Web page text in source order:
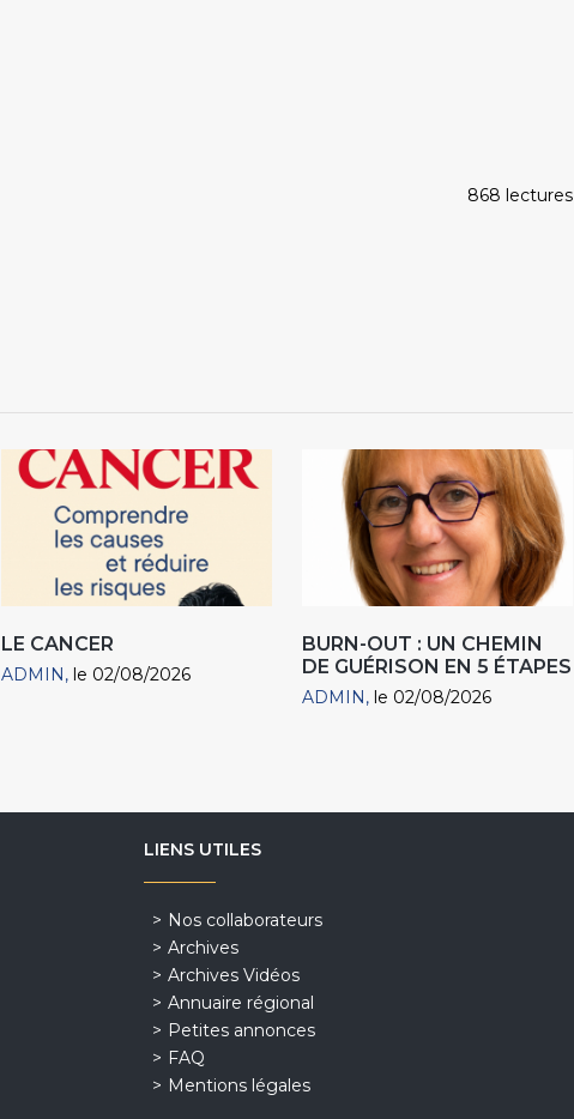
868 lectures
LE CANCER
ADMIN le 02/08/2026
BURN-OUT : UN CHEMIN
DE GUÉRISON EN 5 ÉTAPES
ADMIN le 02/08/2026
LIENS UTILES
Nos collaborateurs
Archives
Archives Vidéos
Annuaire régional
Petites annonces
FAQ
Mentions légales